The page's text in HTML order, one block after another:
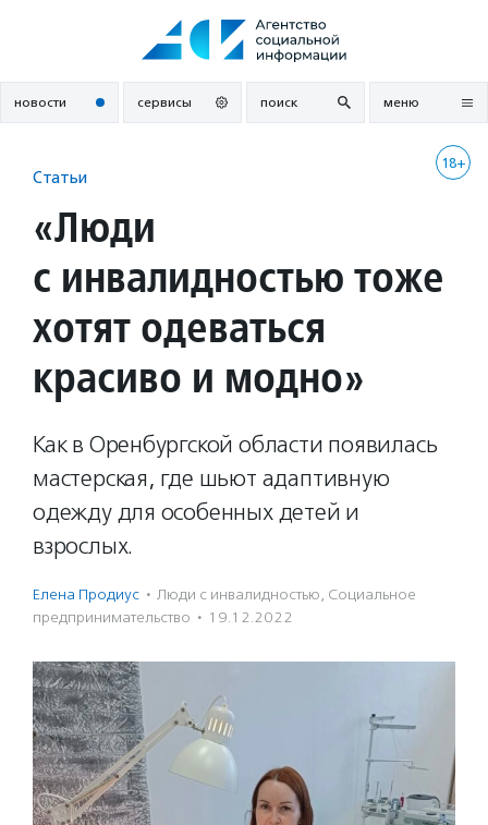
новости сервисы поиск меню
18+
Статьи
«Люди
с инвалидностью тоже
хотят одеваться
красиво и модно»
Как в Оренбургской области появилась
мастерская, где шьют адаптивную
одежду для особенных детей и
взрослых.
Елена Продиус · Люди с инвалидностью, Социальное
предпри­нима­тель­ство · 19.12.2022